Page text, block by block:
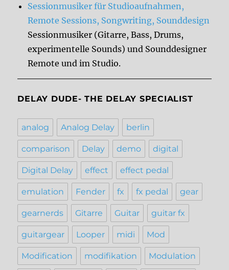
Sessionmusiker für Studioaufnahmen,
Remote Sessions, Songwriting, Sounddesign
Sessionmusiker (Gitarre, Bass, Drums,
experimentelle Sounds) und Sounddesigner
Remote und im Studio.
DELAY DUDE- THE DELAY SPECIALIST
analog Analog Delay berlin
comparison Delay demo digital
Digital Delay effect effect pedal
emulation Fender fx fx pedal gear
gearnerds Gitarre Guitar guitar fx
guitargear Looper midi Mod
Modification modifikation Modulation